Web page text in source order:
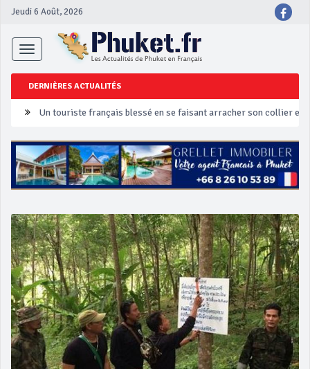
Jeudi 6 Août, 2026
Toggle
navigation
DERNIÈRES ACTUALITÉS
Un touriste français blessé en se faisant arracher son collier en
Phuket Peranakan Festival
‘Phuket Eye’ assurera la sécurité pendant Songkran
Campagne de sécurité routière ‘Seven Days of Danger’ de